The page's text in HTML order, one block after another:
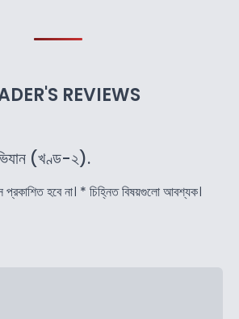
REVIEWS
(খণ্ড-২).
হবে না। * চিহ্নিত বিষয়গুলো আবশ্যক।